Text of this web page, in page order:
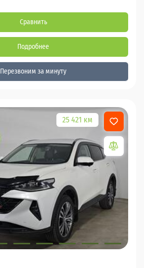
Сравнить
Подробнее
Перезвоним за минуту
25 421 км